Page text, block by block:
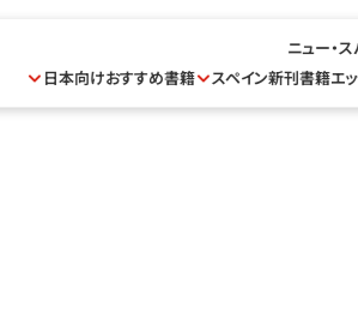
ニュー・
日本向けおすすめ書籍
スペイン新刊書籍エ